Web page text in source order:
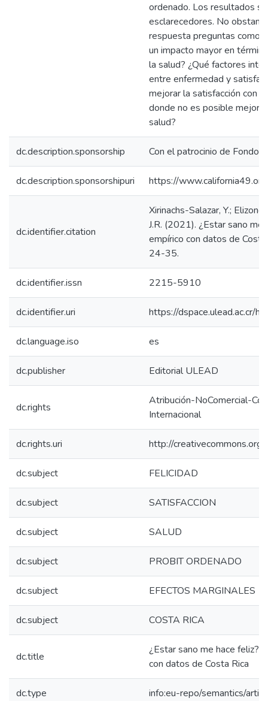
ordenado. Los resultados
esclarecedores. No
respuesta preguntas como
un impacto mayor en
la salud? ¿Qué factores
entre enfermedad y
mejorar la satisfacción con
donde no es posible
salud?
dc.description.sponsorship Con el patrocinio de Fondo
dc.description.sponsorshipuri https://www.california49.org
dc.identifier.citation
Xirinachs-Salazar, Y.;
J.R. (2021). ¿Estar sano me
empírico con datos de
24-35.
dc.identifier.issn 2215-5910
dc.identifier.uri https://dspace.ulead.ac.cr/
dc.language.iso es
dc.publisher Editorial ULEAD
dc.rights
Atribución-NoComercial-
Internacional
dc.rights.uri http://
dc.subject FELICIDAD
dc.subject SATISFACCION
dc.subject SALUD
dc.subject PROBIT ORDENADO
dc.subject EFECTOS MARGINALES
dc.subject COSTA RICA
dc.title
¿Estar sano me hace feliz?:
con datos de Costa Rica
dc.type info:eu-repo/semantics/